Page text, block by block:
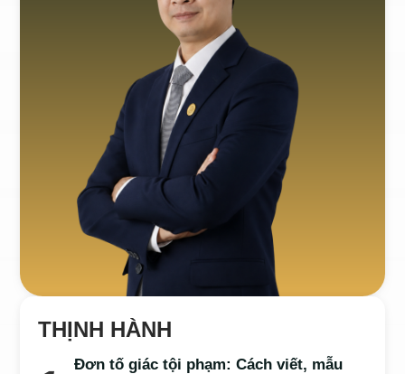
THỊNH HÀNH
Đơn tố giác tội phạm: Cách viết, mẫu